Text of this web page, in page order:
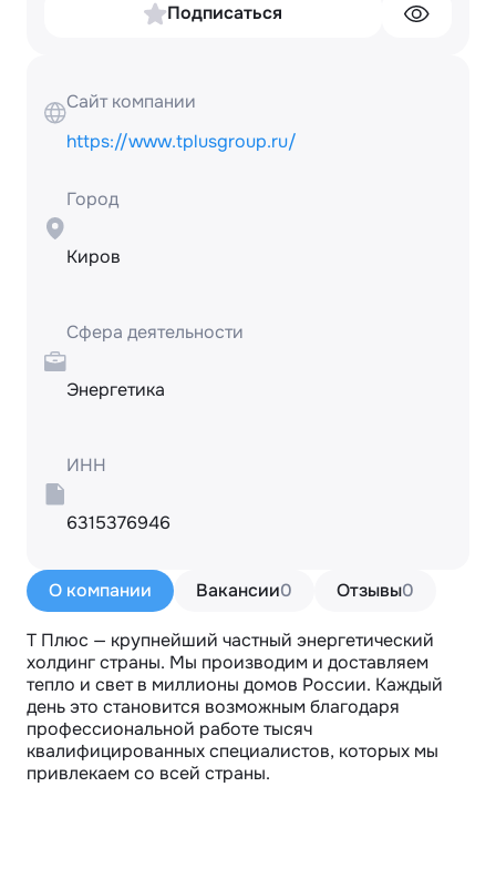
Подписаться
О компании Вакансии0 Отзывы0
Т Плюс — крупнейший частный энергетический
холдинг страны. Мы производим и доставляем
тепло и свет в миллионы домов России. Каждый
день это становится возможным благодаря
профессиональной работе тысяч
квалифицированных специалистов, которых мы
привлекаем со всей страны.
Сайт компании
https://www.tplusgroup.ru/
Город
Киров
Сфера деятельности
Энергетика
ИНН
6315376946